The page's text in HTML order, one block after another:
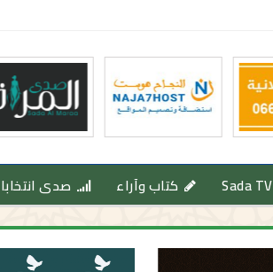
Sada TV كتاب وآراء صدى